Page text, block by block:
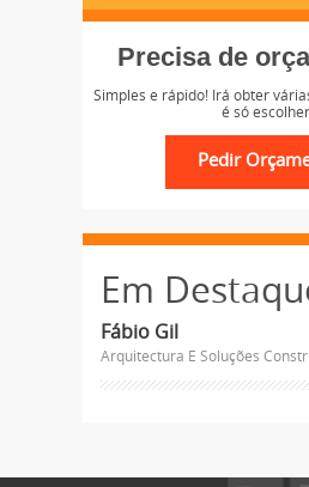
Precisa de
Simples e rápido! Irá obter
é só escolher.
Em
Fábio Gil
Arquitectura E Soluções